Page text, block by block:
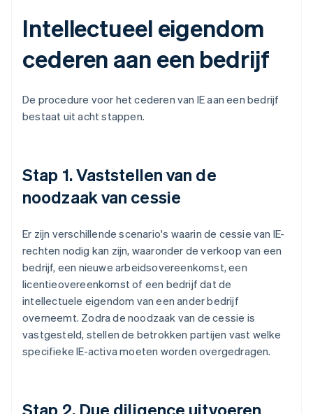
Intellectueel eigendom
cederen aan een bedrijf
De procedure voor het cederen van IE aan een bedrijf
bestaat uit acht stappen.
Stap 1. Vaststellen van de
noodzaak van cessie
Er zijn verschillende scenario's waarin de cessie van IE-
rechten nodig kan zijn, waaronder de verkoop van een
bedrijf, een nieuwe arbeidsovereenkomst, een
licentieovereenkomst of een bedrijf dat de
intellectuele eigendom van een ander bedrijf
overneemt. Zodra de noodzaak van de cessie is
vastgesteld, stellen de betrokken partijen vast welke
specifieke IE-activa moeten worden overgedragen.